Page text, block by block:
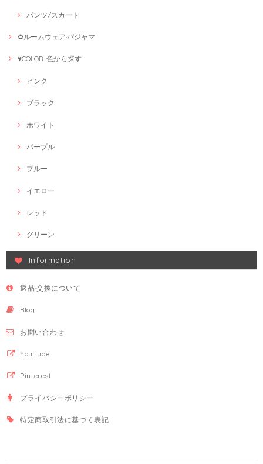
パンツ/スカート
✿ルームウェア·パジャマ
♥COLOR-色から探す
ピンク
ブラック
ホワイト
パープル
ブルー
イエロー
レッド
グリーン
Information
返品·交換について
Blog
お問い合わせ
YouTube
Pinterest
プライバシーポリシー
特定商取引法に基づく表記